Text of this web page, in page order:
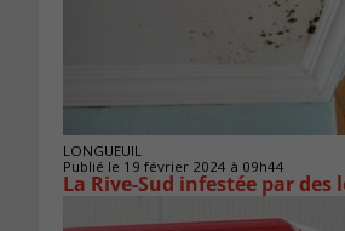
LONGUEUIL
Publié le 19 février 2024 à 09h44
La Rive-Sud infestée par